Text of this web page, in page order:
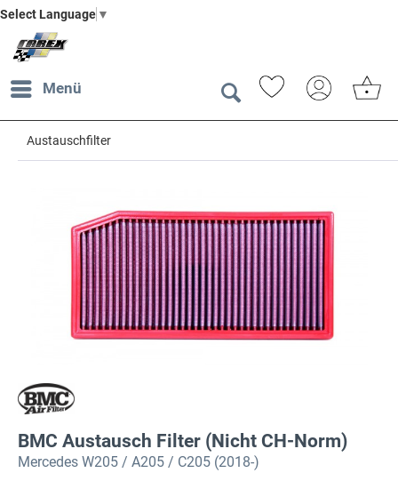
Select Language ▼
Menü
Austauschfilter
BMC Austausch Filter (Nicht CH-Norm)
Mercedes W205 / A205 / C205 (2018-)